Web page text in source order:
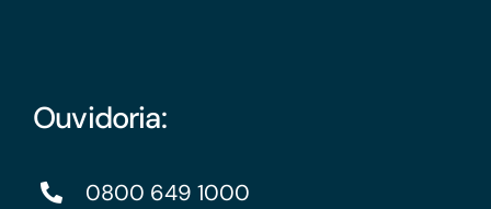
Ouvidoria:
0800 649 1000